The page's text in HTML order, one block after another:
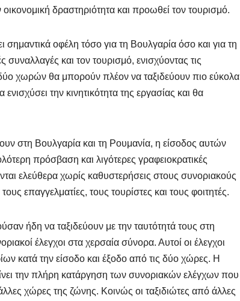
δραστηριότητα και προωθεί τον τουρισμό.
σημαντικά οφέλη τόσο για τη Βουλγαρία όσο και για τη
και τον τουρισμό, ενισχύοντας τις
χωρών θα μπορούν πλέον να ταξιδεύουν πιο εύκολα
την κινητικότητα της εργασίας και θα
στη Βουλγαρία και τη Ρουμανία, η είσοδος αυτών
πρόσβαση και λιγότερες γραφειοκρατικές
ελεύθερα χωρίς καθυστερήσεις στους συνοριακούς
επαγγελματίες, τους τουρίστες και τους φοιτητές.
ήδη να ταξιδεύουν με την ταυτότητά τους στη
έλεγχοι στα χερσαία σύνορα. Αυτοί οι έλεγχοι
κατά την είσοδο και έξοδο από τις δύο χώρες. Η
την πλήρη κατάργηση των συνοριακών ελέγχων που
χώρες της ζώνης. Κοινώς οι ταξιδιώτες από άλλες